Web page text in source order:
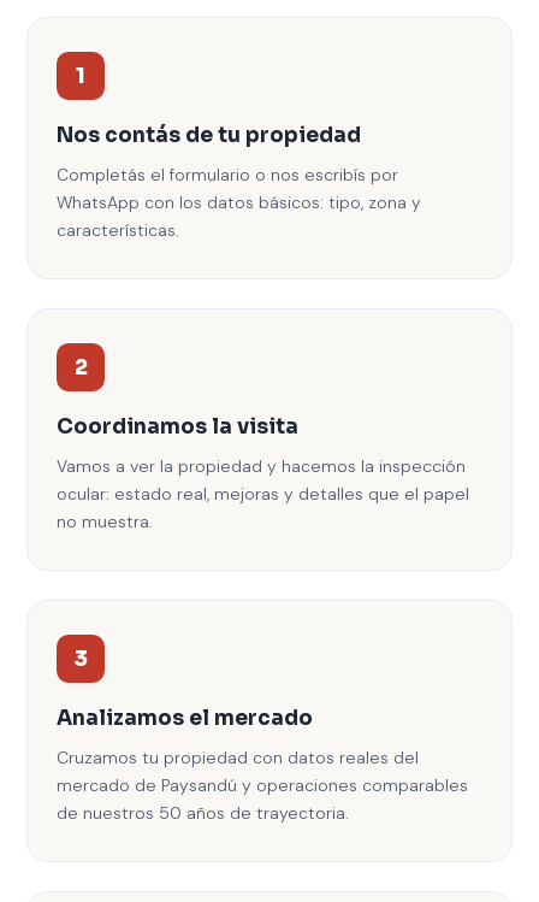
1
Nos contás de tu propiedad
Completás el formulario o nos escribís por
WhatsApp con los datos básicos: tipo, zona y
características.
2
Coordinamos la visita
Vamos a ver la propiedad y hacemos la inspección
ocular: estado real, mejoras y detalles que el papel
no muestra.
3
Analizamos el mercado
Cruzamos tu propiedad con datos reales del
mercado de Paysandú y operaciones comparables
de nuestros 50 años de trayectoria.